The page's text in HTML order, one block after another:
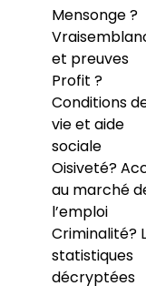
Mensonge ?
et preuves
Profit ?
Conditions
vie et aide
sociale
Oisiveté?
au marché
l’emploi
Criminalité?
statistiques
décryptées